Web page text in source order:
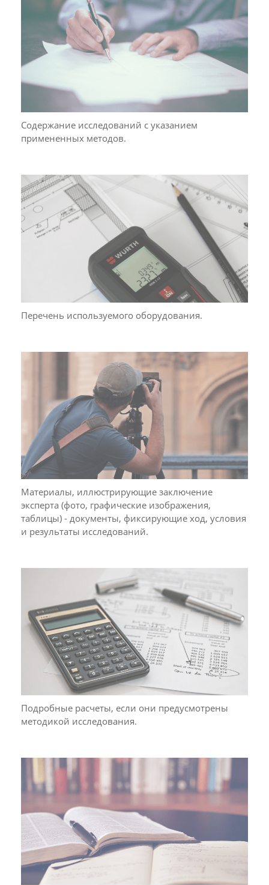
Содержание исследований с указанием
примененных методов.
Перечень используемого оборудования.
Материалы, иллюстрирующие заключение
эксперта (фото, графические изображения,
таблицы) - документы, фиксирующие ход, условия
и результаты исследований.
Подробные расчеты, если они предусмотрены
методикой исследования.